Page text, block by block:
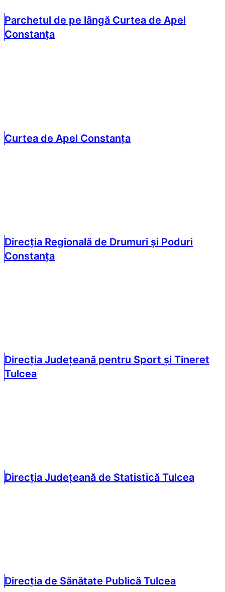
Parchetul de pe lângă Curtea de Apel
Constanța
Curtea de Apel Constanța
Direcția Regională de Drumuri și Poduri
Constanța
Direcția Județeană pentru Sport și Tineret
Tulcea
Direcția Județeană de Statistică Tulcea
Direcția de Sănătate Publică Tulcea